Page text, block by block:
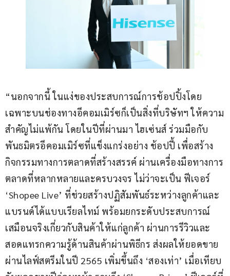
“นอกจากนี้ ในแง่ของประสบการณ์การช้อปปิ้งโดย
เฉพาะบนช่องทางอีคอมเมิร์ซก็เป็นสิ่งที่บริษัทฯ ให้ความ
สำคัญไม่แพ้กัน โดยในปีที่ผ่านมา ไฮเซ่นส์ ร่วมมือกับ
พันธมิตรอีคอมเมิร์ซที่แข็งแกร่งอย่าง ช้อปปี้ เพื่อสร้าง
กิจกรรมทางการตลาดที่สร้างสรรค์ ผ่านเครื่องมือทางการ
ตลาดที่หลากหลายและครบวงจร ไม่ว่าจะเป็น ฟีเจอร์
‘Shopee Live’ ที่ช่วยสร้างปฏิสัมพันธ์ระหว่างลูกค้าและ
แบรนด์ได้แบบเรียลไทม์ พร้อมยกระดับประสบการณ์
เสมือนจริงเกี่ยวกับสินค้าให้แก่ลูกค้า ผ่านการรีวิวและ
สอดแทรกความรู้ด้านสินค้าผ่านพิธีกร ส่งผลให้ยอดขาย
ผ่านไลฟ์สตรีมในปี 2565 เพิ่มขึ้นถึง ‘สองเท่า’ เมื่อเทียบ